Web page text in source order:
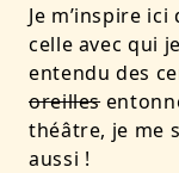
Je m’inspire
celle avec qui
entendu des
oreilles
théâtre, je me
aussi !